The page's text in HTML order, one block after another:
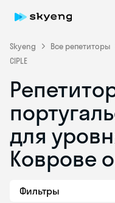
Skyeng Все репетиторы
CIPLE
для
Коврове
Фильтры
Skyeng Chat
online